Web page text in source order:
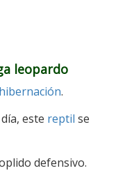
leopardo
hibernación.
este reptil se
defensivo.